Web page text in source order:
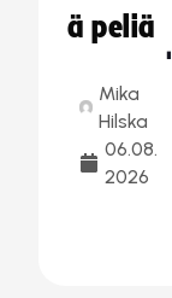
ä peliä
Mika
Hilska
06.08.
2026